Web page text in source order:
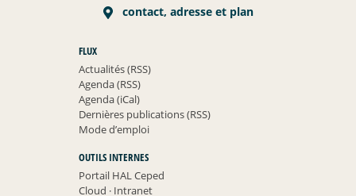
contact, adresse et plan
FLUX
Actualités (RSS)
Agenda (RSS)
Agenda (iCal)
Dernières publications (RSS)
Mode d’emploi
OUTILS INTERNES
Portail HAL Ceped
Cloud ·Intranet